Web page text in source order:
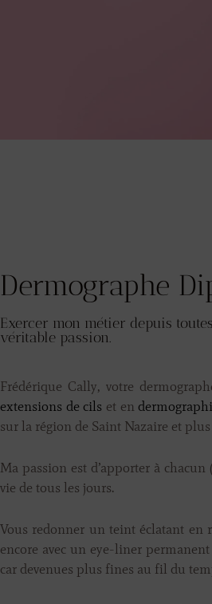
Dermographe
Exercer mon métier depuis
véritable passion.
Frédérique Cally, votre
extensions de cils et en
sur la région de Saint Nazaire et
Ma passion est d’apporter à
vie de tous les jours.
Vous redonner un teint éclatant en
encore avec un eye-liner
car devenues plus fines au fil du